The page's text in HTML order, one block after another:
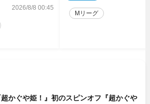
2026/8/8 00:45
Mリーグ
超かぐや姫！』初のスピンオフ『超かぐや